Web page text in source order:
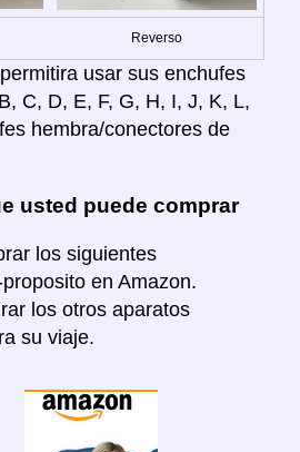
Reverso
usar sus enchufes
C, D, E, F, G, H, I, J, K, L,
hembra/conectores de
usted puede comprar
los siguientes
en Amazon.
los otros aparatos
su viaje.